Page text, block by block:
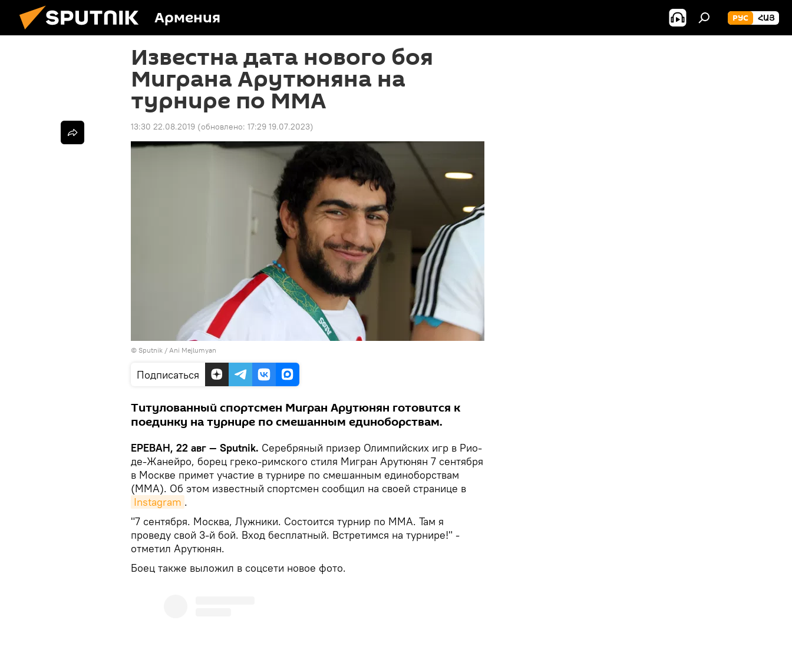
Армения РУС ՀԱՅ
Известна дата нового боя
Миграна Арутюняна на
турнире по MMA
13:30 22.08.2019 (обновлено: 17:29 19.07.2023)
© Sputnik / Ani Mejlumyan
Подписаться
Титулованный спортсмен Мигран Арутюнян готовится к
поединку на турнире по смешанным единоборствам.
ЕРЕВАН, 22 авг — Sputnik. Серебряный призер Олимпийских игр в Рио-
де-Жанейро, борец греко-римского стиля Мигран Арутюнян 7 сентября
в Москве примет участие в турнире по смешанным единоборствам
(MMA). Об этом известный спортсмен сообщил на своей странице в
Instagram .
"7 сентября. Москва, Лужники. Состоится турнир по ММА. Там я
проведу свой 3-й бой. Вход бесплатный. Встретимся на турнире!" -
отметил Арутюнян.
Боец также выложил в соцсети новое фото.